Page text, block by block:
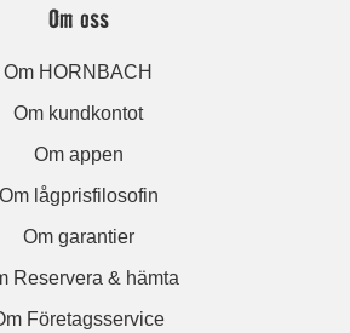
Om oss
Om HORNBACH
Om kundkontot
Om appen
Om lågprisfilosofin
Om garantier
Reservera & hämta
Företagsservice